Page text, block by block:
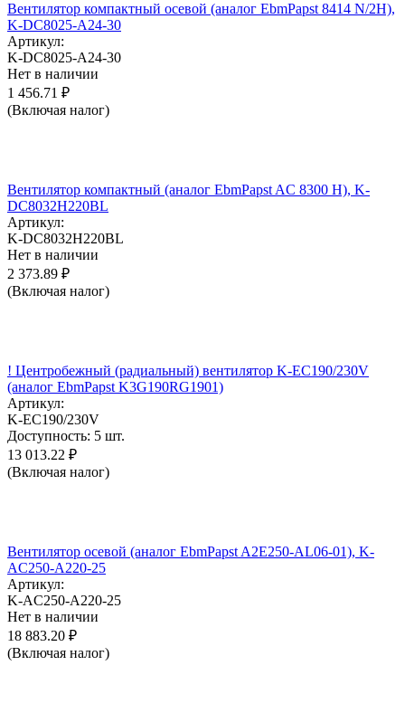
Вентилятор компактный осевой (аналог EbmPapst 8414 N/2H),
K-DC8025-A24-30
Артикул:
K-DC8025-A24-30
Нет в наличии
1 456.71 ₽
(Включая налог)
Вентилятор компактный (аналог EbmPapst AC 8300 H), K-
DC8032H220BL
Артикул:
K-DC8032H220BL
Нет в наличии
2 373.89 ₽
(Включая налог)
! Центробежный (радиальный) вентилятор K-EC190/230V
(аналог EbmPapst K3G190RG1901)
Артикул:
K-EC190/230V
Доступность: 5 шт.
13 013.22 ₽
(Включая налог)
Вентилятор осевой (аналог EbmPapst A2E250-AL06-01), K-
AC250-A220-25
Артикул:
K-AC250-A220-25
Нет в наличии
18 883.20 ₽
(Включая налог)